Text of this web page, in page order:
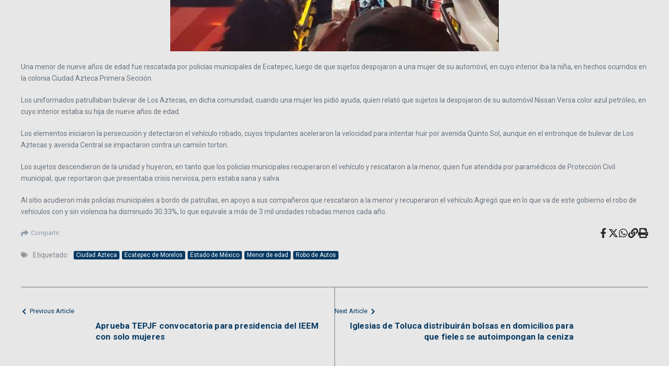
Una menor de nueve años de edad fue rescatada por policías municipales de Ecatepec, luego de que sujetos despojaron a una mujer de su automóvil, en cuyo interior iba la niña, en hechos ocurridos en
la colonia Ciudad Azteca Primera Sección.
Los uniformados patrullaban bulevar de Los Aztecas, en dicha comunidad, cuando una mujer les pidió ayuda, quien relató que sujetos la despojaron de su automóvil Nissan Versa color azul petróleo, en
cuyo interior estaba su hija de nueve años de edad.
Los elementos iniciaron la persecución y detectaron el vehículo robado, cuyos tripulantes aceleraron la velocidad para intentar huir por avenida Quinto Sol, aunque en el entronque de bulevar de Los
Aztecas y avenida Central se impactaron contra un camión torton.
Los sujetos descendieron de la unidad y huyeron, en tanto que los policías municipales recuperaron el vehículo y rescataron a la menor, quien fue atendida por paramédicos de Protección Civil
municipal, que reportaron que presentaba crisis nerviosa, pero estaba sana y salva.
Al sitio acudieron más policías municipales a bordo de patrullas, en apoyo a sus compañeros que rescataron a la menor y recuperaron el vehículo.Agregó que en lo que va de este gobierno el robo de
vehículos con y sin violencia ha disminuido 30.33%, lo que equivale a más de 3 mil unidades robadas menos cada año.
Compartir
Etiquetado: Ciudad Azteca Ecatepec de Morelos Estado de México Menor de edad Robo de Autos
Previous Article
Aprueba TEPJF convocatoria para presidencia del IEEM
con solo mujeres
Next Article
Iglesias de Toluca distribuirán bolsas en domicilios para
que fieles se autoimpongan la ceniza